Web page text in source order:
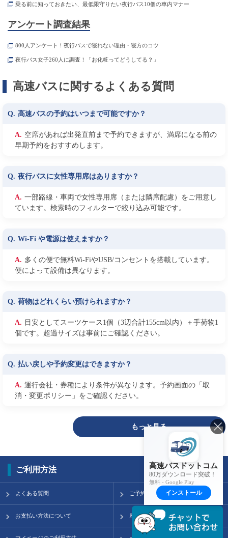
乗る前に知っておきたい、最低限守りたい夜行バス10個の車内マナー
アンケート調査結果
800人アンケート！夜行バスで寝れない理由・寝方のコツ
夜行バス女子260人に調査！「お化粧ってどうしてる？」
高速バスに関するよくある質問
高速バスの予約はいつまで可能ですか？
空席があれば出発直前まで予約できますが、満席になる前の
早期予約をおすすめします。
夜行バスに女性専用席はありますか？
一部路線・車両で女性専用席（または隣席配慮）をご用意し
ています。検索時のフィルターで絞り込み可能です。
Wi-Fi や電源は使えますか？
多くの便で無料Wi-FiやUSB/コンセントを搭載しています。
便によって設備は異なります。
荷物はどれくらい預けられますか？
目安としてスーツケース1個（3辺合計155cm以内）＋手荷物1
個です。超過サイズは事前にご確認ください。
払い戻しや予約変更はできますか？
運行会社・券種により条件が異なります。予約画面の「取
消・変更ポリシー」をご確認ください。
もっと見る
高速バスドットコム
80万ダウンロード突破！
無料 - Google Play
インストール
ご利用方法
よくある質問 ご予約の流れ
お支払い方法について 座席配置について